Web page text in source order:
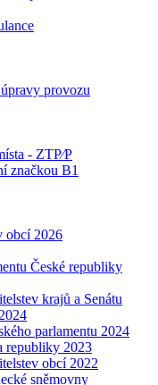
provozu
- ZTP⁄P
značkou B1
obcí 2026
České republiky
krajů a Senátu
parlamentu 2024
republiky 2023
obcí 2022
sněmovny